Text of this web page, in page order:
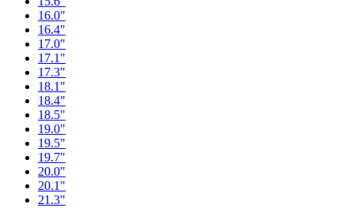
16.0"
16.4"
17.0"
17.1"
17.3"
18.1"
18.4"
18.5"
19.0"
19.5"
19.7"
20.0"
20.1"
21.3"